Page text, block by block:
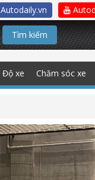
Autodaily.vn
Tìm kiếm
Độ xe Chăm sóc xe